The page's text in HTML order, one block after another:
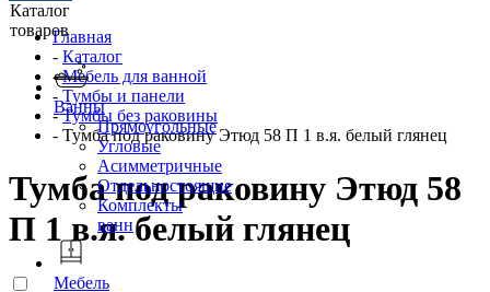
Каталог
товаров
Ванны
Прямоугольные
Угловые
Асимметричные
Отдельностоящие
Комплекты
ванн
Мебель
Главная
- Каталог
-Мебель для ванной
- Тумбы и панели
-Тумбы без раковины
- Тумба под раковину Этюд 58 П 1 в.я. белый глянец
Тумба под раковину Этюд 58
П 1 в.я. белый глянец